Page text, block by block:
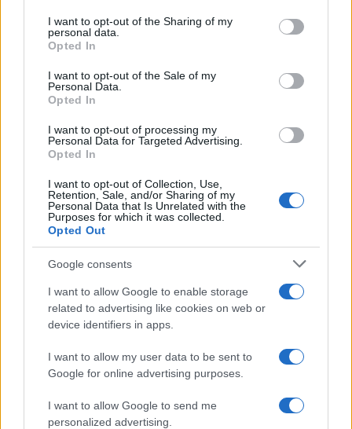
not limited to your visit or usage behaviour. You may click to
grant or deny consent to Google and its third-party tags to
use your data for below specified purposes in below Google
consent section.
I want to opt-out of the Sharing of my
personal data.
Opted In
I want to opt-out of the Sale of my
Personal Data.
Opted In
I want to opt-out of processing my
Personal Data for Targeted Advertising.
Opted In
I want to opt-out of Collection, Use,
Retention, Sale, and/or Sharing of my
Personal Data that Is Unrelated with the
Purposes for which it was collected.
Opted Out
Google consents
I want to allow Google to enable storage
related to advertising like cookies on web or
device identifiers in apps.
I want to allow my user data to be sent to
Google for online advertising purposes.
I want to allow Google to send me
personalized advertising.
Condividi l'articolo
F
a
ce
b
o
o
k
T
w
it
te
r
Pi
n
te
re
st
W
at
s
A
p
p
S
a
re
Articolo precedente
Prossimo articolo
NOTIZIE RECENTI
Michelle Hunziker in Gallura, bella anche dal
Calangianus, dopo le polemiche il centro
Olbia, divieto di sosta contro spaccio e degrado:
esplode la protesta